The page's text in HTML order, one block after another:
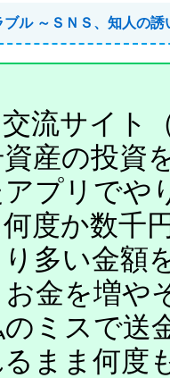
ブル ～ＳＮＳ、知人の誘
流サイト
産の投資
プリでや
度か数千
多い金額
金を増や
ミスで送
まま何度